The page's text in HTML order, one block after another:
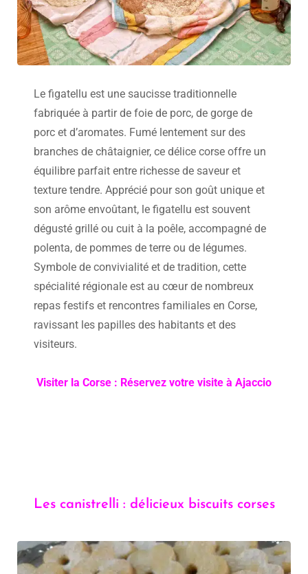
Le figatellu est une saucisse traditionnelle
fabriquée à partir de foie de porc, de gorge de
porc et d’aromates. Fumé lentement sur des
branches de châtaignier, ce délice corse offre un
équilibre parfait entre richesse de saveur et
texture tendre. Apprécié pour son goût unique et
son arôme envoûtant, le figatellu est souvent
dégusté grillé ou cuit à la poêle, accompagné de
polenta, de pommes de terre ou de légumes.
Symbole de convivialité et de tradition, cette
spécialité régionale est au cœur de nombreux
repas festifs et rencontres familiales en Corse,
ravissant les papilles des habitants et des
visiteurs.
Visiter la Corse : Réservez votre visite à Ajaccio
Les canistrelli : délicieux biscuits corses